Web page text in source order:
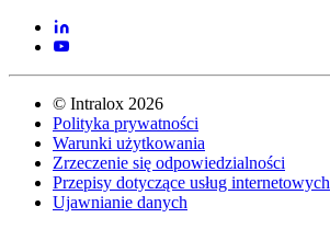
© Intralox 2026
Polityka prywatności
Warunki użytkowania
Zrzeczenie się odpowiedzialności
Przepisy dotyczące usług internetowych
Ujawnianie danych